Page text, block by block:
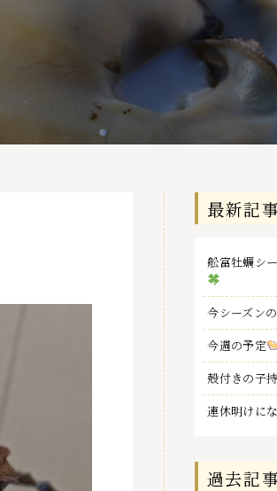
最新記
舩富牡蠣シ
今シーズン
今週の予定
殻付きの子
連休明けに
過去記